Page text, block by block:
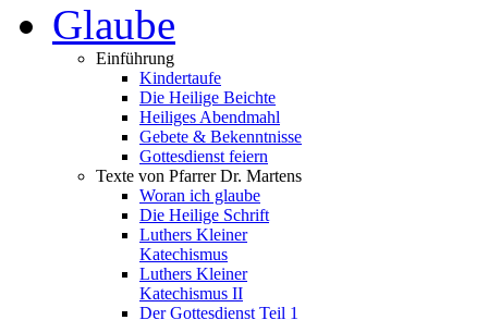
Glaube
Einführung
Kindertaufe
Die Heilige Beichte
Heiliges Abendmahl
Gebete & Bekenntnisse
Gottesdienst feiern
Texte von Pfarrer Dr. Martens
Woran ich glaube
Die Heilige Schrift
Luthers Kleiner
Katechismus
Luthers Kleiner
Katechismus II
Der Gottesdienst Teil 1